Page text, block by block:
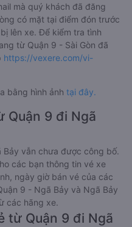
mà quý khách đã đăng
có mặt tại điểm đón trước
lên xe. Để kiểm tra tình
từ Quận 9 - Sài Gòn đã
https://vexere.com/vi-
bằng hình ảnh tại đây.
Quận 9 đi Ngã
vẫn chưa được công bố.
các bạn thông tin vé xe
ngày giờ bán vé của các
9 - Ngã Bảy và Ngã Bảy
các hãng xe.
từ Quận 9 đi Ngã